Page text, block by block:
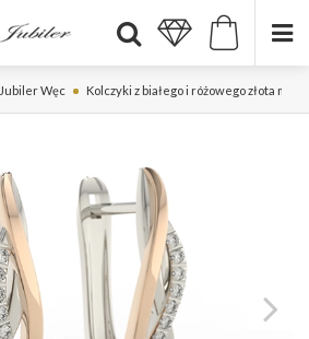
Jubiler Węc Kolczyki z białego i różowego złota